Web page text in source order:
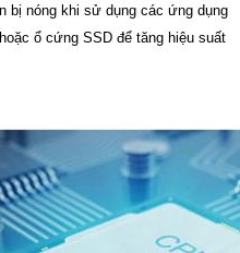
bị nóng khi sử dụng các ứng dụng
ổ cứng SSD để tăng hiệu suất